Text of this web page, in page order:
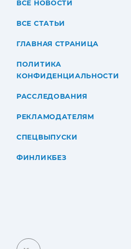
ВСЕ НОВОСТИ
ВСЕ СТАТЬИ
ГЛАВНАЯ СТРАНИЦА
ПОЛИТИКА
КОНФИДЕНЦИАЛЬНОСТИ
РАССЛЕДОВАНИЯ
РЕКЛАМОДАТЕЛЯМ
СПЕЦВЫПУСКИ
ФИНЛИКБЕЗ